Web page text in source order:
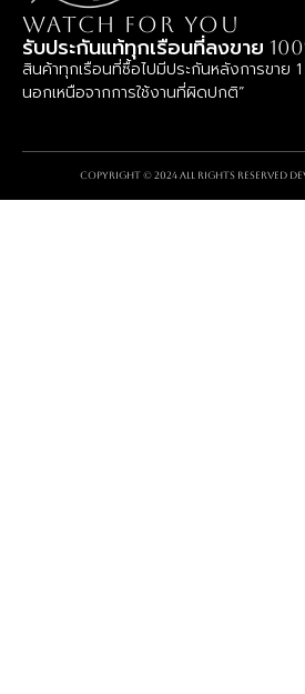
WATCH FOR YOU
รับประกันแท้ทุกเรือนที่ลงขาย
สินค้าทุกเรือนที่ซื้อไปมีประกันหลังการขาย
นอกเหนือจากการใช้งานที่ผิดปกติ”
Copyright © 2024 All rights reserved